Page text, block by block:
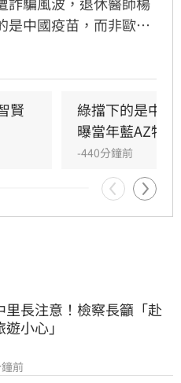
是中國疫苗，而非歐美
安則反駁，指出疫情
賢
綠擋下的是中
曝當年藍AZ特
-440分鐘前
里長注意！檢察長籲「赴
遊小心」
前